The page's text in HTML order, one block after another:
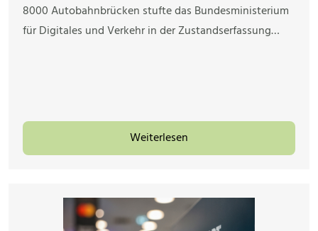
8000 Autobahnbrücken stufte das Bundesministerium
für Digitales und Verkehr in der Zustandserfassung…
Weiterlesen